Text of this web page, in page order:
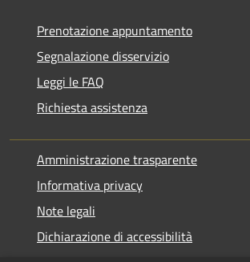
Prenotazione appuntamento
Segnalazione disservizio
Leggi le FAQ
Richiesta assistenza
Amministrazione trasparente
Informativa privacy
Note legali
Dichiarazione di accessibilità